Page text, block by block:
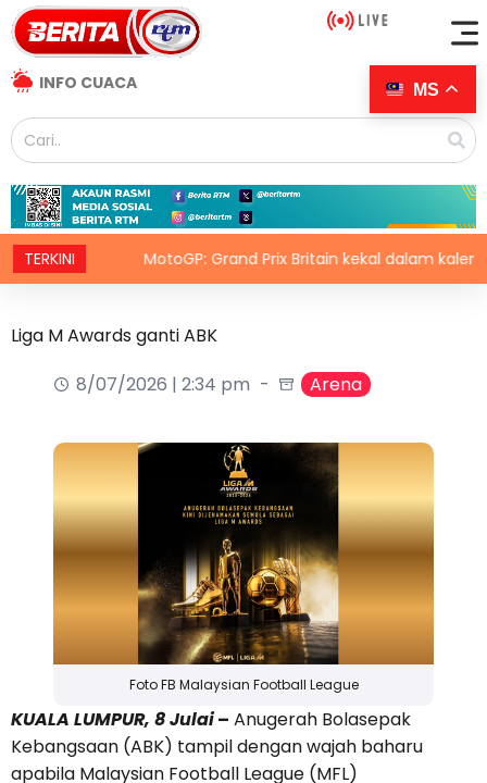
INFO CUACA
TERKINI MotoGP: Grand Prix Britain kekal dalam kalendar
Liga M Awards ganti ABK
8/07/2026 | 2:34 pm
Arena
Foto FB Malaysian Football League
KUALA LUMPUR, 8 Julai– Anugerah Bolasepak
Kebangsaan (ABK) tampil dengan wajah baharu
apabila Malaysian Football League (MFL)
MS